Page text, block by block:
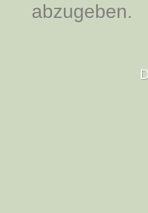
abzugeben.